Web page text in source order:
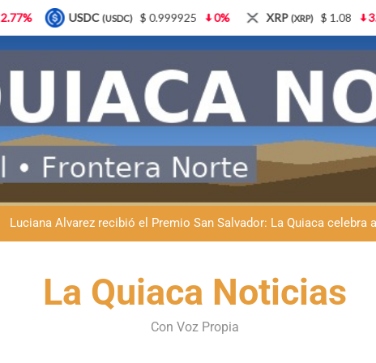
Natación inclusiva en La Quiaca: Celia Zenteno destacó el
La Quiaca defendió la soberanía nacional: el municipio rechazó
Luciana Álvarez recibió el Premio San Salvador: La Quiaca
Día del Niño en La Quiaca: el municipio prepara una gran
Natación inclusiva en La Quiaca: Celia Zenteno destacó el
La Quiaca defendió la soberanía nacional: el municipio
La Quiaca Noticias
Con Voz Propia
$ 0.999925 0% XRP(XRP) $ 1.08 3.87% Solana(SOL)